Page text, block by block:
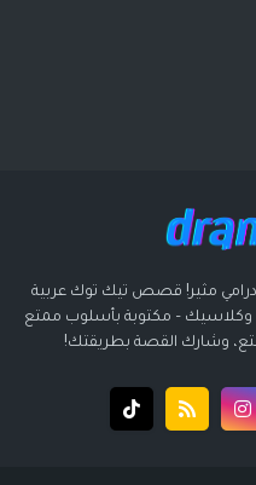
مثير! قصص تيك توك عربية
وكلاسيك – مكتوبة بأسلوب ممتع
وشارك القصة بطريقتك!